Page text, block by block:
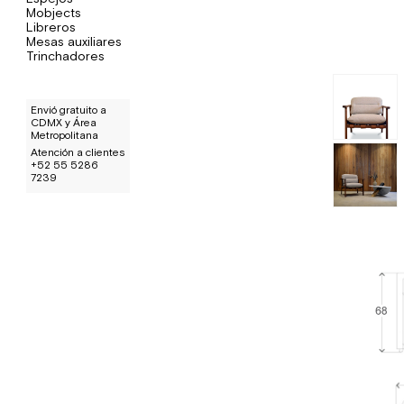
Mobjects
Libreros
Mesas auxiliares
Trinchadores
Envió gratuito a
CDMX y Área
Metropolitana
Atención a clientes
+52 55 5286
7239